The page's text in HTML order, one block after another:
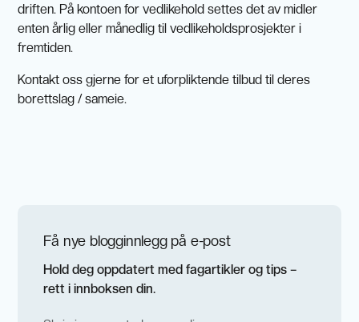
driften. På kontoen for vedlikehold settes det av midler
enten årlig eller månedlig til vedlikeholdsprosjekter i
fremtiden.
Kontakt oss gjerne for et uforpliktende tilbud til deres
borettslag / sameie.
Få nye blogginnlegg på e-post
Hold deg oppdatert med fagartikler og tips –
rett i innboksen din.